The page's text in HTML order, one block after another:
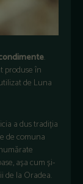
.
produse în
de Luna
a dus tradiția
de comuna
așa cum și-
de la Oradea.